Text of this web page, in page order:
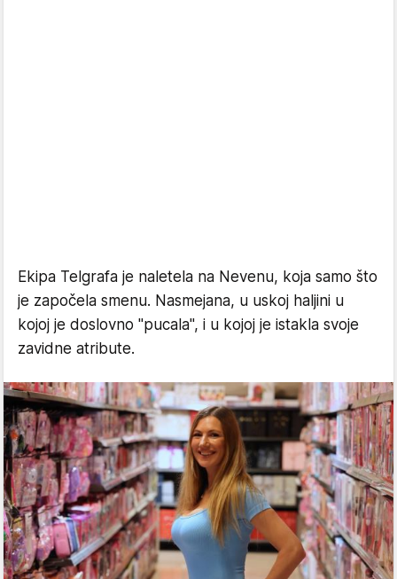
Ekipa Telgrafa je naletela na Nevenu, koja samo što
je započela smenu. Nasmejana, u uskoj haljini u
kojoj je doslovno "pucala", i u kojoj je istakla svoje
zavidne atribute.